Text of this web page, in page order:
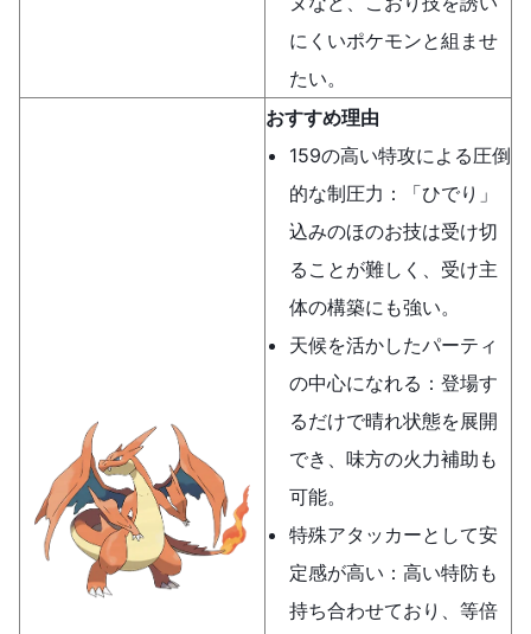
にくいポケモンと組ませ
たい。
おすすめ理由
159の高い特攻による圧倒
的な制圧力：「ひでり」
込みのほのお技は受け切
ることが難しく、受け主
体の構築にも強い。
天候を活かしたパーティ
の中心になれる：登場す
るだけで晴れ状態を展開
でき、味方の火力補助も
可能。
特殊アタッカーとして安
定感が高い：高い特防も
持ち合わせており、等倍